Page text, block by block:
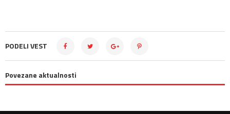
PODELI VEST
Povezane aktualnosti